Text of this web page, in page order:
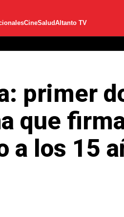
CineSaludAltanto TV
primer
que
a los 15